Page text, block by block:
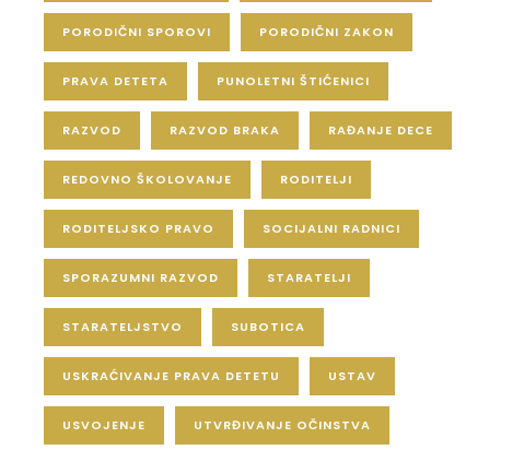
PORODIČNI SPOROVI PORODIČNI ZAKON
PRAVA DETETA PUNOLETNI ŠTIĆENICI
RAZVOD RAZVOD BRAKA RAĐANJE DECE
REDOVNO ŠKOLOVANJE RODITELJI
RODITELJSKO PRAVO SOCIJALNI RADNICI
SPORAZUMNI RAZVOD STARATELJI
STARATELJSTVO SUBOTICA
USKRAĆIVANJE PRAVA DETETU USTAV
USVOJENJE UTVRĐIVANJE OČINSTVA